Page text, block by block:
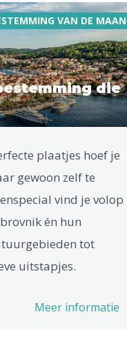
VAN DE
die
plaatjes hoef je
gewoon zelf te
vind je volop
én hun
tot
uitstapjes.
Meer informatie